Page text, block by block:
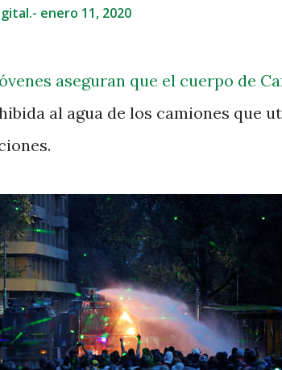
enero 11, 2020
aseguran que el cuerpo de
al agua de los camiones que